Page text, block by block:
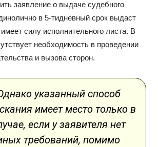
заявление о выдаче судебного
в 5-тидневный срок выдаст
силу исполнительного листа. В
необходимость в проведении
и вызова сторон.
указанный способ
имеет место только в
если у заявителя нет
требований, помимо